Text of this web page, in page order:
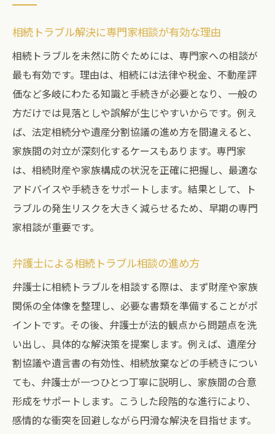
相続トラブル解決に専門家相談が有効な理由
相続トラブルを未然に防ぐためには、専門家への相談が
最も有効です。理由は、相続には法律や税金、不動産評
価など多岐にわたる知識と手続きが必要となり、一般の
方だけでは見落としや誤解が生じやすいからです。例え
ば、法定相続分や遺産分割協議の進め方を間違えると、
家族間の対立が深刻化するケースもあります。専門家
は、相続財産や家族構成の状況を正確に把握し、最適な
アドバイスや手続きをサポートします。結果として、ト
ラブルの発生リスクを大きく減らせるため、早期の専門
家相談が重要です。
弁護士による相続トラブル相談の進め方
弁護士に相続トラブルを相談する際は、まず財産や家族
関係の全体像を整理し、必要な書類を準備することがポ
イントです。その後、弁護士が法的観点から問題点を洗
い出し、具体的な解決策を提案します。例えば、遺産分
割協議や遺言書の有効性、相続放棄などの手続きについ
ても、弁護士が一つひとつ丁寧に説明し、家族間の合意
形成をサポートします。こうした段階的な進行により、
感情的な衝突を回避しながら円滑な解決を目指せます。